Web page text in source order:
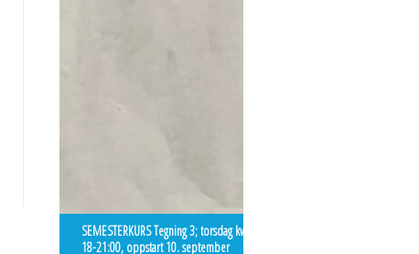
SEMESTERKURS Tegning 3; torsdag kveld
18-21:00, oppstart 10. september